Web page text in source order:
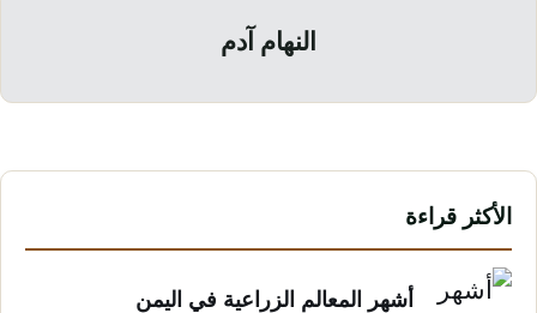
النهام آدم
الأكثر قراءة
أشهر المعالم الزراعية في اليمن